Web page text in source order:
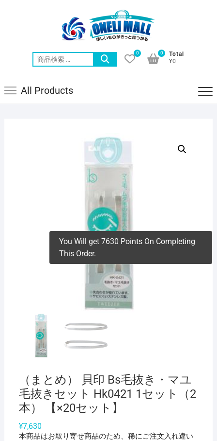
索
0
Total
¥0
0
All Products
（まとめ） 貝印 Bs毛抜き・マユ
毛抜きセット Hk0421 1セット（2
本） 【×20セット】
¥7,630
本商品はお取り寄せ商品のため、稀にご注文入れ違い
You Will get 7630 Points On Completing
This Order.